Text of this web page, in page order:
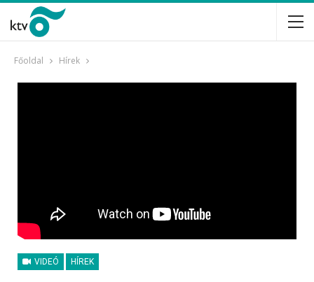
Főoldal Hírek
VIDEÓ HÍREK